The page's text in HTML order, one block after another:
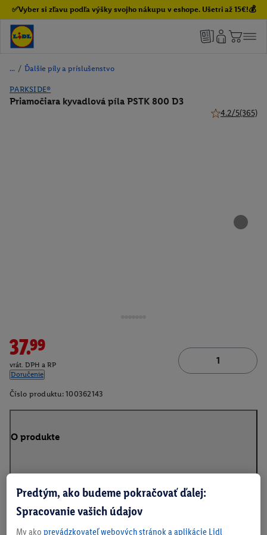
✅Vyber si zľavu podľa výšky svojho nákupu v eshope. Ušetri až 15€!💰
/ Ďalšie píly a príslušenstvo
PARKSIDE®
Priamočiara kyvadlová píla PSTK 800 D3
4.2/5(365)
37.99
vrát. DPH a RP
Doručenie
Číslo produktu: 100362143
O produkte
Na stiahnutie
Predtým, ako budeme pokračovať ďalej:
Spracovanie vašich údajov
My ako prevádzkovateľ webových stránok a aplikácie Lidl